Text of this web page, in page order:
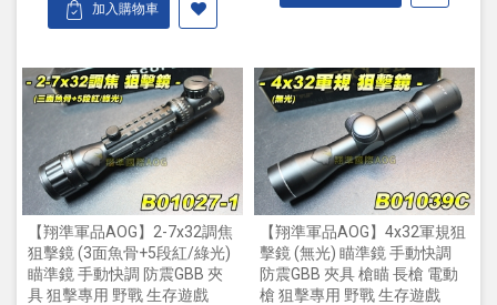
加入購物車
【翔準軍品AOG】2-7x32調焦
狙擊鏡 (3面魚骨+5段紅/綠光)
瞄準鏡 手動快調 防震GBB 夾
具 狙擊專用 野戰 生存遊戲
【翔準軍品AOG】4x32軍規狙
擊鏡 (無光) 瞄準鏡 手動快調
防震GBB 夾具 槍瞄 長槍 電動
槍 狙擊專用 野戰 生存遊戲